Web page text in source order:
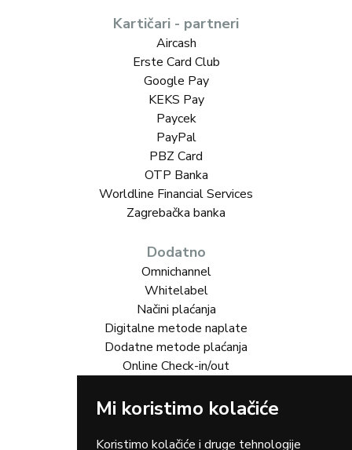
Mi koristimo kolačiće
Koristimo kolačiće i druge tehnologije
Kartičari - partneri
Aircash
Erste Card Club
Google Pay
KEKS Pay
Paycek
PayPal
PBZ Card
OTP Banka
Worldline Financial Services
Zagrebačka banka
Dodatno
Omnichannel
Whitelabel
Načini plaćanja
Digitalne metode naplate
Dodatne metode plaćanja
Online Check-in/out
Rješenja za vas
Turizam